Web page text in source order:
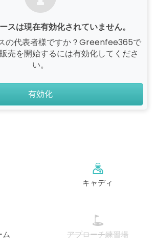
スは現在有効化されていません。
の代表者様ですか？Greenfee365で
売を開始するには有効化してくださ
い。
有効化
キャディ
ム アプローチ練習場